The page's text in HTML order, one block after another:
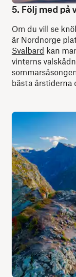
5. Följ med på
Om du vill se
är Nordnorge
Svalbard kan
vinterns
bästa årstiderna